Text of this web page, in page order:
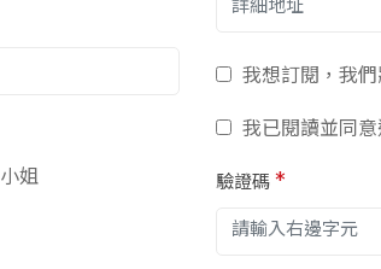
小姐
我想訂閱，我
我已閱讀並同
驗證碼*